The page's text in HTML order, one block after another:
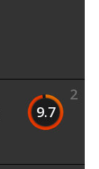
2
9.7